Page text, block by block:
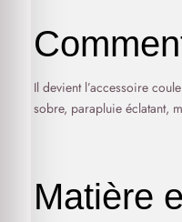
Il devient l’accessoire
sobre, parapluie éclatant,
Matière